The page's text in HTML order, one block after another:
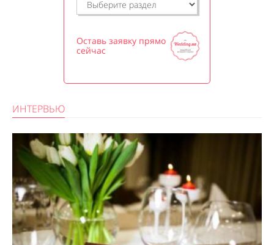
Оставь заявку прямо
сейчас
ИНТЕРВЬЮ